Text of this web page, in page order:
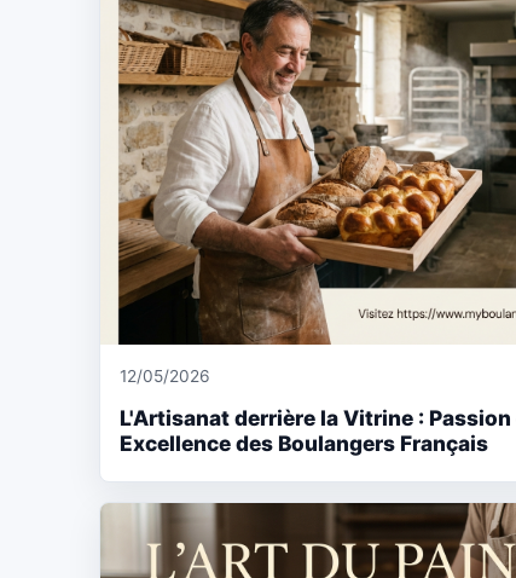
12/05/2026
L'Artisanat derrière la Vitrine : Passion
Excellence des Boulangers Français